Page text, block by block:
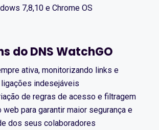
7,8,10 e Chrome OS
do DNS WatchGO
ativa, monitorizando links e
indesejáveis
de regras de acesso e filtragem
web para garantir maior segurança e
dos seus colaboradores